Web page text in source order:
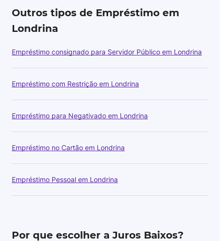
Outros tipos de Empréstimo em
Londrina
Empréstimo consignado para Servidor Público em Londrina
Empréstimo com Restrição em Londrina
Empréstimo para Negativado em Londrina
Empréstimo no Cartão em Londrina
Empréstimo Pessoal em Londrina
Por que escolher a Juros Baixos?